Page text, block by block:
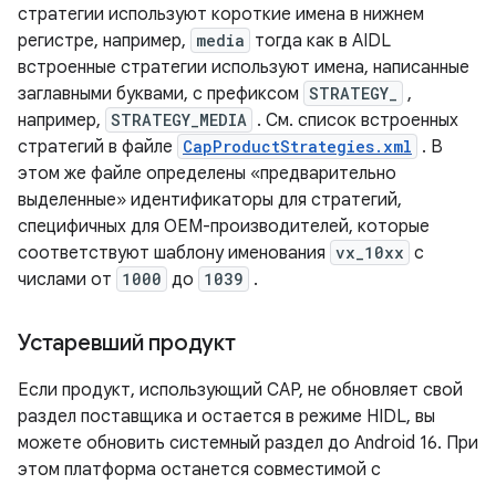
стратегии используют короткие имена в нижнем
регистре, например, media тогда как в AIDL
встроенные стратегии используют имена, написанные
заглавными буквами, с префиксом STRATEGY_
,
например, STRATEGY_MEDIA . См. список встроенных
стратегий в файле CapProductStrategies.xml . В
этом же файле определены «предварительно
выделенные» идентификаторы для стратегий,
специфичных для OEM-производителей, которые
соответствуют шаблону именования vx_10xx с
числами от 1000 до 1039 .
Устаревший продукт
Если продукт, использующий CAP, не обновляет свой
раздел поставщика и остается в режиме HIDL, вы
можете обновить системный раздел до Android 16. При
этом платформа останется совместимой с